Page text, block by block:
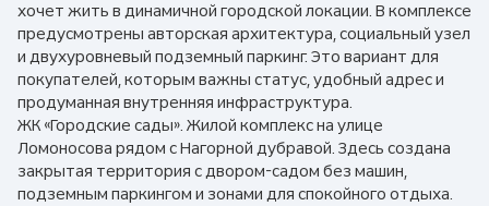
хочет жить в динамичной городской локации. В комплексе
предусмотрены авторская архитектура, социальный узел
и двухуровневый подземный паркинг. Это вариант для
покупателей, которым важны статус, удобный адрес и
продуманная внутренняя инфраструктура.
ЖК «Городские сады». Жилой комплекс на улице
Ломоносова рядом с Нагорной дубравой. Здесь создана
закрытая территория с двором-садом без машин,
подземным паркингом и зонами для спокойного отдыха.